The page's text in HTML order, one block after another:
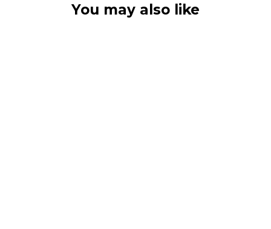
You may also like